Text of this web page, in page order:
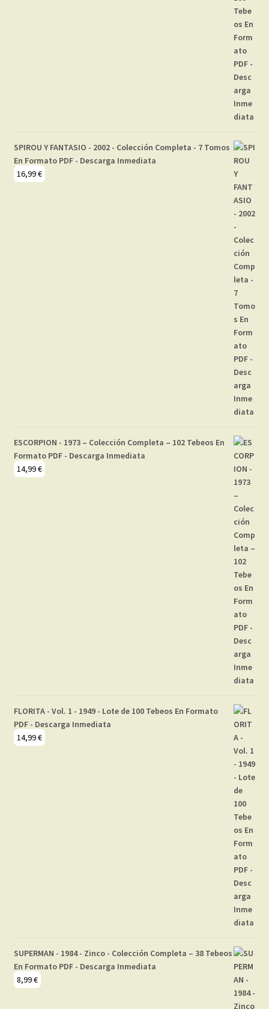
SPIROU Y FANTASIO - 2002 - Colección Completa - 7 Tomos
En Formato PDF - Descarga Inmediata
16,99€
ESCORPION - 1973 – Colección Completa – 102 Tebeos En
Formato PDF - Descarga Inmediata
14,99€
FLORITA - Vol. 1 - 1949 - Lote de 100 Tebeos En Formato
PDF - Descarga Inmediata
14,99€
SUPERMAN - 1984 - Zinco - Colección Completa – 38 Tebeos
En Formato PDF - Descarga Inmediata
8,99€